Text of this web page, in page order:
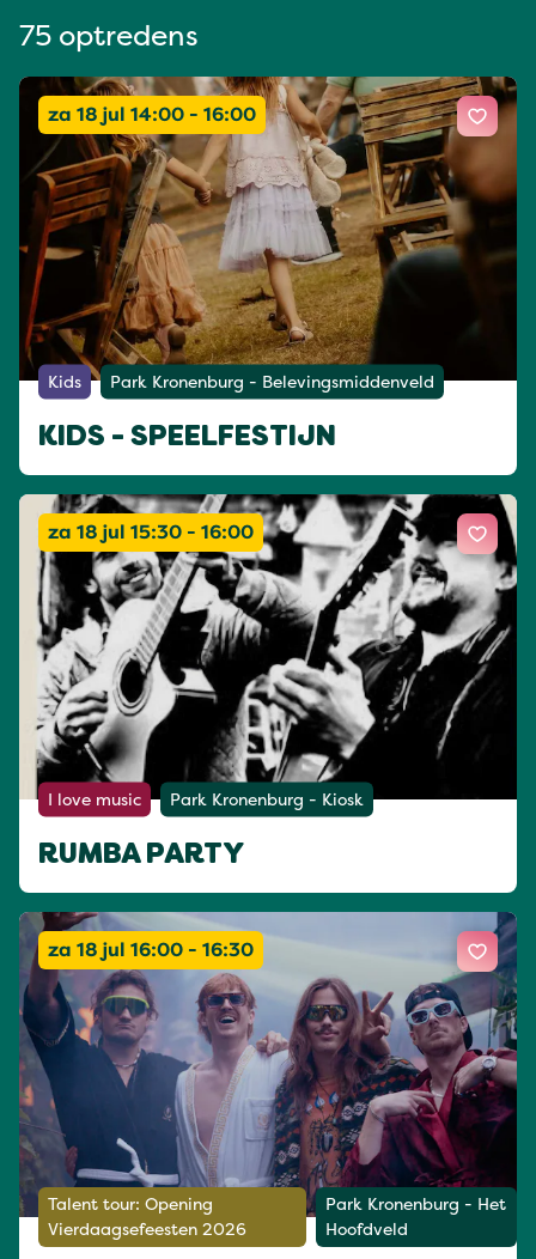
75 optredens
za 18 jul 14:00 - 16:00
Kids Park Kronenburg - Belevingsmiddenveld
KIDS - SPEELFESTIJN
za 18 jul 15:30 - 16:00
I love music Park Kronenburg - Kiosk
RUMBA PARTY
za 18 jul 16:00 - 16:30
Talent tour: Opening
Vierdaagsefeesten 2026
Park Kronenburg - Het
Hoofdveld